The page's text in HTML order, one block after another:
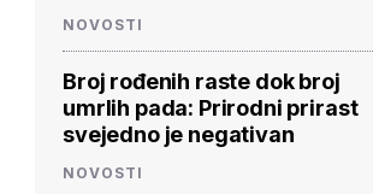
NOVOSTI
Broj rođenih raste dok broj
umrlih pada: Prirodni prirast
svejedno je negativan
NOVOSTI